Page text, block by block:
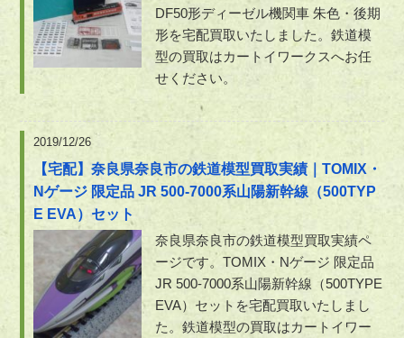
DF50形ディーゼル機関車 朱色・後期
形を宅配買取いたしました。鉄道模
型の買取はカートイワークスへお任
せください。
2019/12/26
【宅配】奈良県奈良市の鉄道模型買取実績｜TOMIX・
Nゲージ 限定品 JR 500-7000系山陽新幹線（500TYP
E EVA）セット
奈良県奈良市の鉄道模型買取実績ペ
ージです。TOMIX・Nゲージ 限定品
JR 500-7000系山陽新幹線（500TYPE
EVA）セットを宅配買取いたしまし
た。鉄道模型の買取はカートイワー